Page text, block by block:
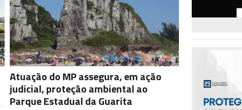
Atuação do MP assegura, em ação
judicial, proteção ambiental ao
Parque Estadual da Guarita